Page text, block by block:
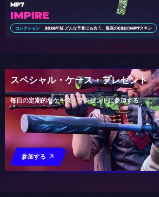
IMPIRE
MP7
コレクション 2026年版 どんな予算にも合う、最高のCS2のMP7スキン
スペシャル・ケース・プレゼント
毎日の定期的なケース・プレゼントに参加する
参加する